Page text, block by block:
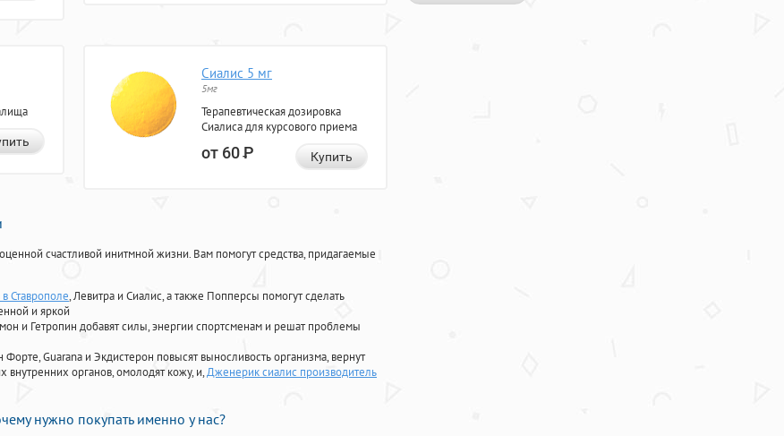
Сиалис 5 мг
5мг
Терапевтическая дозировка
Сиалиса для курсового приема
от 60Р Купить
счастливой инитмной жизни. Вам помогут средства, придагаемые
Ставрополе, Левитра и Сиалис, а также Попперсы помогут сделать
и яркой
и Гетропин добавят силы, энергии спортсменам и решат проблемы
Guarana и Экдистерон повысят выносливость организма, вернут
внутренних органов, омолодят кожу, и,Дженерик сиалис производитель
нужно покупать именно у нас?